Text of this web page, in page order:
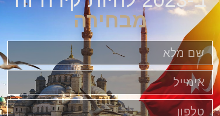
מבחירה